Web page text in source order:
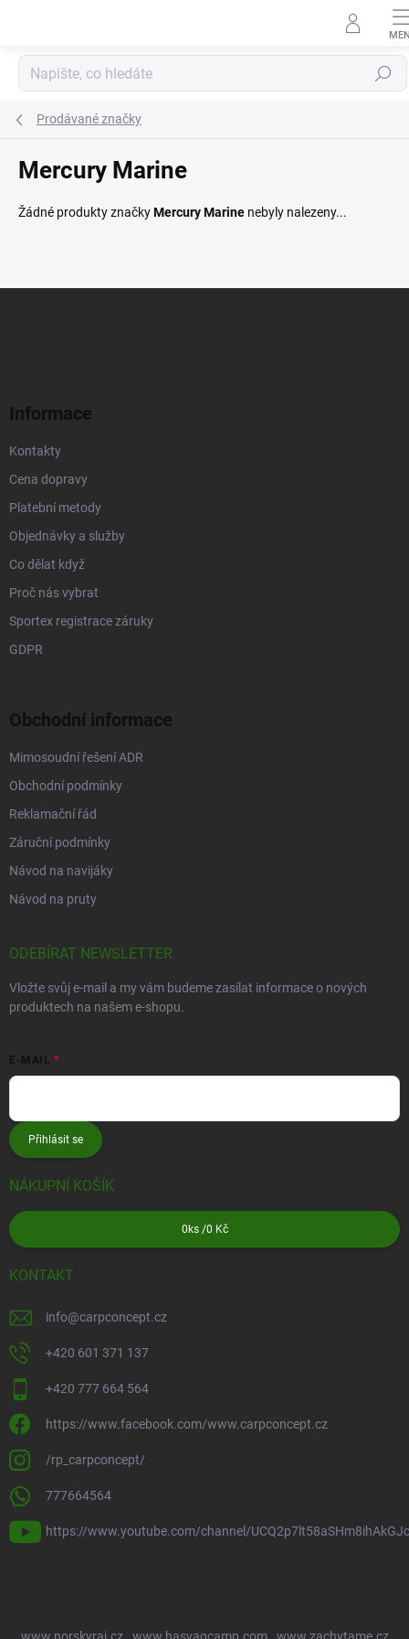
Hledat
Prodávané značky
Mercury Marine
Žádné produkty značkyMercury Marine nebyly nalezeny...
Informace
Kontakty
Cena dopravy
Platební metody
Objednávky a služby
Co dělat když
Proč nás vybrat
Sportex registrace záruky
GDPR
Obchodní informace
Mimosoudní řešení ADR
Obchodní podmínky
Reklamační řád
Záruční podmínky
Návod na navijáky
Návod na pruty
ODEBÍRAT NEWSLETTER
Vložte svůj e-mail a my vám budeme zasílat informace o nových
produktech na našem e-shopu.
E-MAIL
Přihlásit se
NÁKUPNÍ KOŠÍK
0 ks /0 Kč
KONTAKT
info@carpconcept.cz
+420 601 371 137
+420 777 664 564
https://www.facebook.com/www.carpconcept.cz
/rp_carpconcept/
777664564
https://www.youtube.com/channel/